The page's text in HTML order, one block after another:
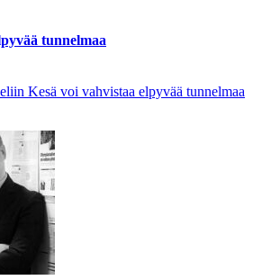
tunnelmaa
Kesä voi vahvistaa elpyvää tunnelmaa